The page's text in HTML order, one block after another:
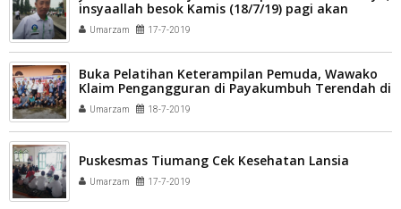
insyaallah besok Kamis (18/7/19) pagi akan
diberangkatkan menuju asrama haji Padang
Umarzam 17-7-2019
Buka Pelatihan Keterampilan Pemuda, Wawako
Klaim Pengangguran di Payakumbuh Terendah di
Sumbar
Umarzam 18-7-2019
Puskesmas Tiumang Cek Kesehatan Lansia
Umarzam 17-7-2019